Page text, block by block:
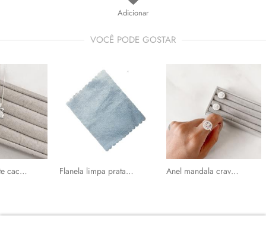
Adicionar
VOCÊ PODE GOSTAR
Colar pingente cachorro com zircônia 9mm 45cm Flanela limpa pratas azul 10x8cm Anel mandala cravejada